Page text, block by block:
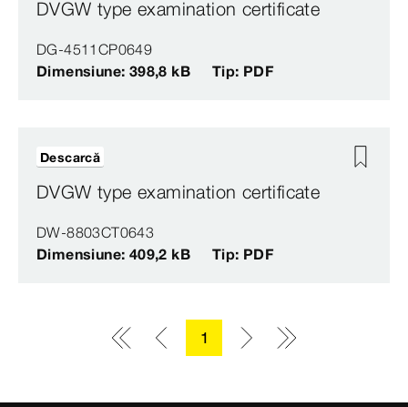
DVGW type examination certificate
DG-4511CP0649
Dimensiune: 398,8 kB
Tip: PDF
DVGW type examination certificate
DW-8803CT0643
Dimensiune: 409,2 kB
Tip: PDF
Descarcă
1